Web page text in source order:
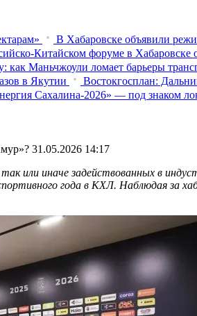
В Хабаровске объявили
Китайском форуме в Хабаровске
Маньчжоули ломает барьеры
в Якутии
Востокгосплан:
Сахалина-2026» — под знаком
31.05.2026 14:17
или иначе задействованных в
года в КХЛ. Наблюдая за